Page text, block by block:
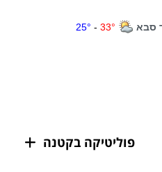
פוליטיקה בקטנה